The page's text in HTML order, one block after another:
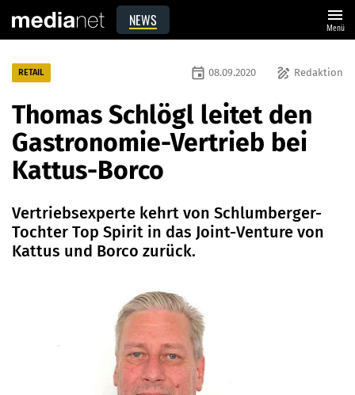
NEWS menu
Menü
RETAIL draw Redaktion
event 08.09.2020
Thomas Schlögl leitet den
Gastronomie-Vertrieb bei
Kattus-Borco
Vertriebsexperte kehrt von Schlumberger-
Tochter Top Spirit in das Joint-Venture von
Kattus und Borco zurück.